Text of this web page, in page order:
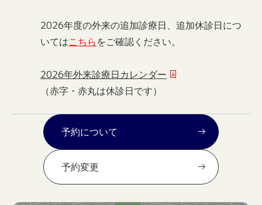
2026年度の外来の追加診療日、追加休診日につ
いてはこちらをご確認ください。
2026年外来診療日カレンダー
（赤字・赤丸は休診日です）
予約について
予約変更